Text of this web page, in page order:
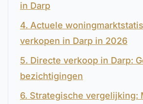
in Darp
4. Actuele
verkopen in Darp in 2026
5. Directe verkoop in Darp:
bezichtigingen
6. Strategische vergelijking: